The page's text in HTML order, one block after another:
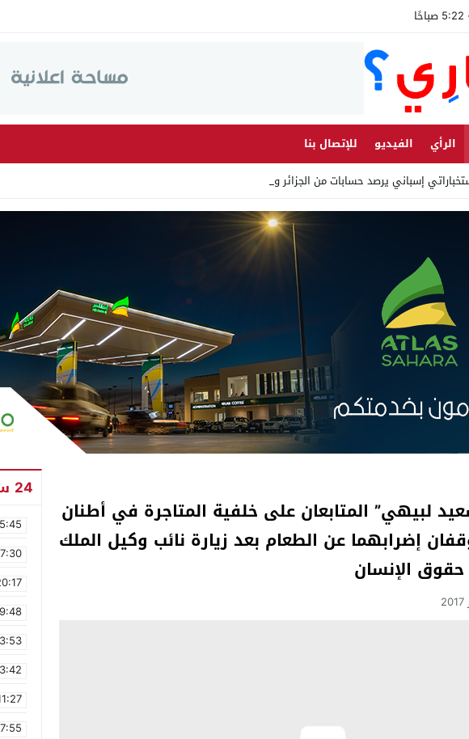
الرأي الفيديو
للإتصال بنا
إسباني يرصد حسابات من الجزائر وأرقاما بـ _
لبيهي” المتابعان على خلفية المتاجرة في أطنان
إضرابهما عن الطعام بعد زيارة نائب وكيل الملك
الإنسان
24 ساعة